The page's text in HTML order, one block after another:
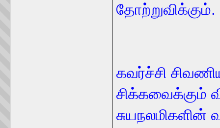
தோற்றுவிக்கும்.
கவர்ச்சி
சிக்கவைக்கும்
சுயநலமிகளின்